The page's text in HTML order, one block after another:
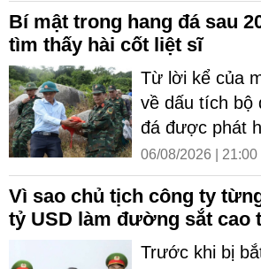
Bí mật trong hang đá sau
tìm thấy hài cốt liệt sĩ
Từ lời kể của
về dấu tích bộ
đá được phát
06/08/2026 | 21:00
Vì sao chủ tịch công ty
tỷ USD làm đường sắt cao
Trước khi bị